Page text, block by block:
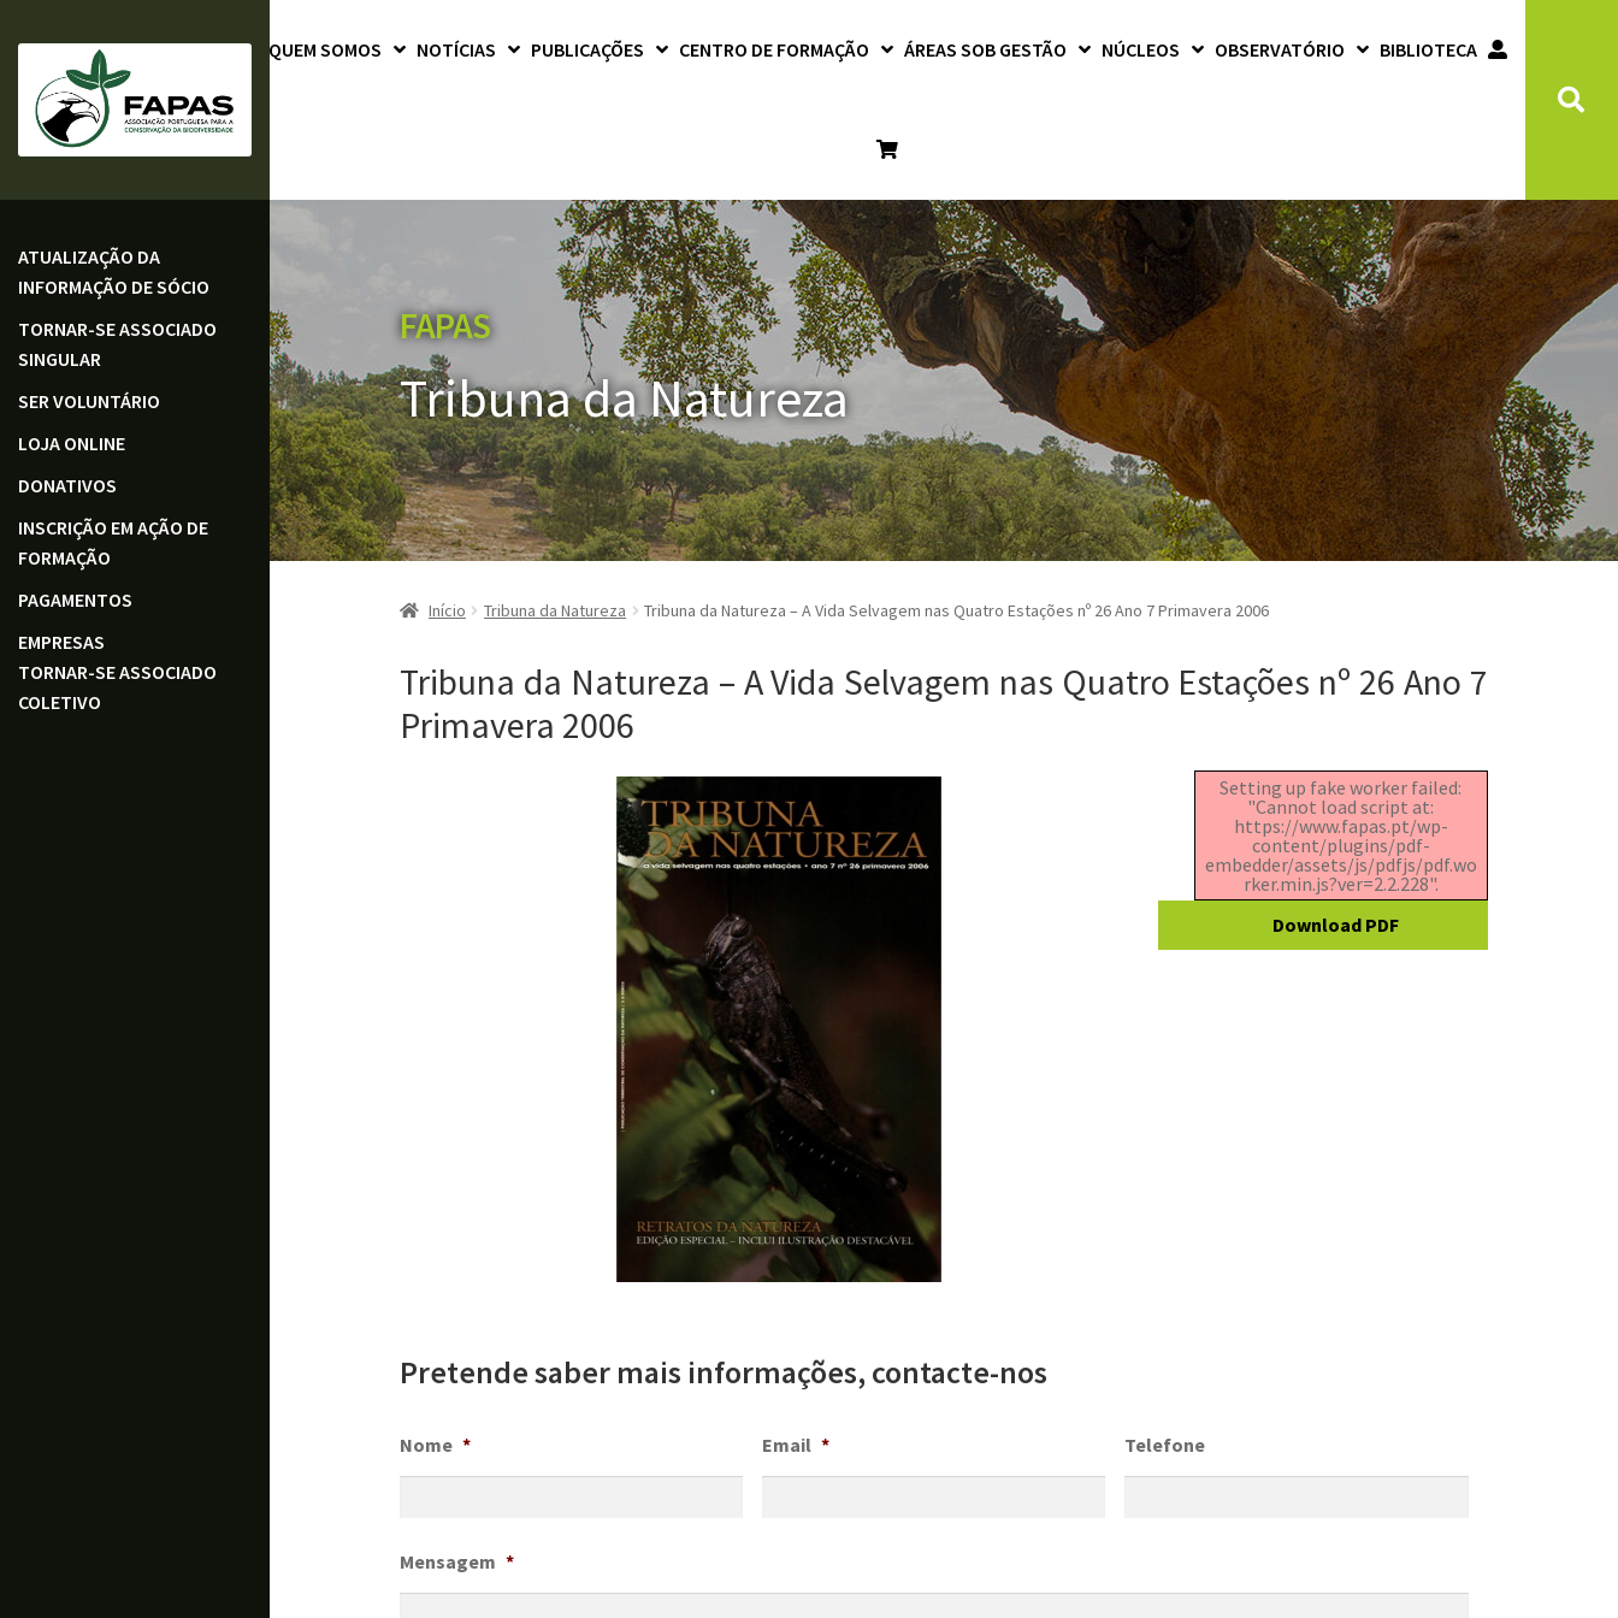
QUEM SOMOS NOTÍCIAS PUBLICAÇÕES CENTRO DE FORMAÇÃO ÁREAS SOB GESTÃO NÚCLEOS OBSERVATÓRIO BIBLIOTECA
ATUALIZAÇÃO DA
INFORMAÇÃO DE SÓCIO
TORNAR-SE ASSOCIADO
SINGULAR
SER VOLUNTÁRIO
LOJA ONLINE
DONATIVOS
INSCRIÇÃO EM AÇÃO DE
FORMAÇÃO
PAGAMENTOS
EMPRESAS
TORNAR-SE ASSOCIADO
COLETIVO
FAPAS
Tribuna da Natureza
Início Tribuna da Natureza Tribuna da Natureza – A Vida Selvagem nas Quatro Estações nº 26 Ano 7 Primavera 2006
Tribuna da Natureza – A Vida Selvagem nas Quatro Estações nº 26 Ano 7
Primavera 2006
Setting up fake worker failed:
"Cannot load script at:
https://www.fapas.pt/wp-
content/plugins/pdf-
embedder/assets/js/pdfjs/pdf.wo
rker.min.js?ver=2.2.228".
Download PDF
Pretende saber mais informações, contacte-nos
Nome * Email * Telefone
Mensagem *